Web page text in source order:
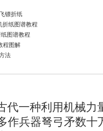
镖折纸
折纸图谱教程
图谱教程
程图解
法
一种利用机械力
作兵器弩弓矛数